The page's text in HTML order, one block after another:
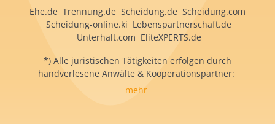
Ehe.de Trennung.de Scheidung.de Scheidung.com
Scheidung-online.ki Lebenspartnerschaft.de
Unterhalt.com EliteXPERTS.de
*) Alle juristischen Tätigkeiten erfolgen durch
handverlesene Anwälte & Kooperationspartner:
mehr